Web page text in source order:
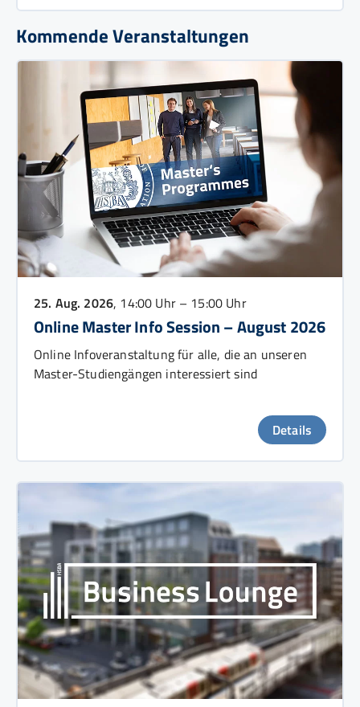
Kommende Veranstaltungen
25. Aug. 2026, 14:00 Uhr – 15:00 Uhr
Online Master Info Session – August 2026
Online Infoveranstaltung für alle, die an unseren
Master-Studiengängen interessiert sind
Details